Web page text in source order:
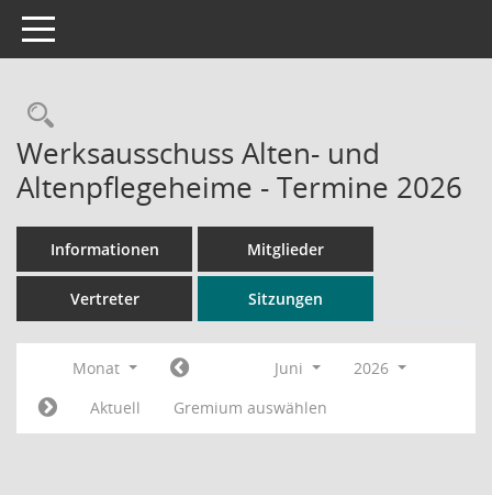
Toggle navigation
Rechercheauswahl
Werksausschuss Alten- und
Altenpflegeheime - Termine 2026
Informationen Mitglieder
Vertreter Sitzungen
Monat Juni
2026
Aktuell
Gremium auswählen